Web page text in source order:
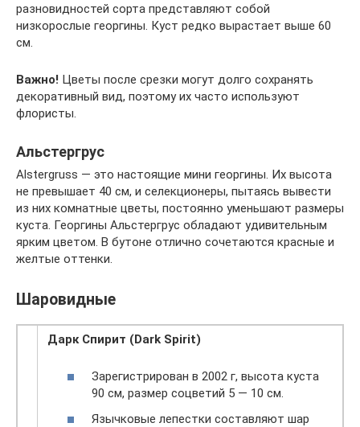
разновидностей сорта представляют собой
низкорослые георгины. Куст редко вырастает выше 60
см.
Важно! Цветы после срезки могут долго сохранять
декоративный вид, поэтому их часто используют
флористы.
Альстергрус
Alstergruss — это настоящие мини георгины. Их высота
не превышает 40 см, и селекционеры, пытаясь вывести
из них комнатные цветы, постоянно уменьшают размеры
куста. Георгины Альстергрус обладают удивительным
ярким цветом. В бутоне отлично сочетаются красные и
желтые оттенки.
Шаровидные
Дарк Спирит (Dark Spirit)
Зарегистрирован в 2002 г, высота куста
90 см, размер соцветий 5 — 10 см.
Язычковые лепестки составляют шар